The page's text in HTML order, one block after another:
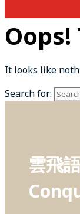
It looks like
Search for:
雲飛